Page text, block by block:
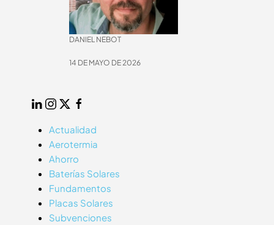
DANIEL NEBOT
14 DE MAYO DE 2026
LinkedIn
Instagram
TwitterFacebook
Actualidad
Aerotermia
Ahorro
Baterías Solares
Fundamentos
Placas Solares
Subvenciones